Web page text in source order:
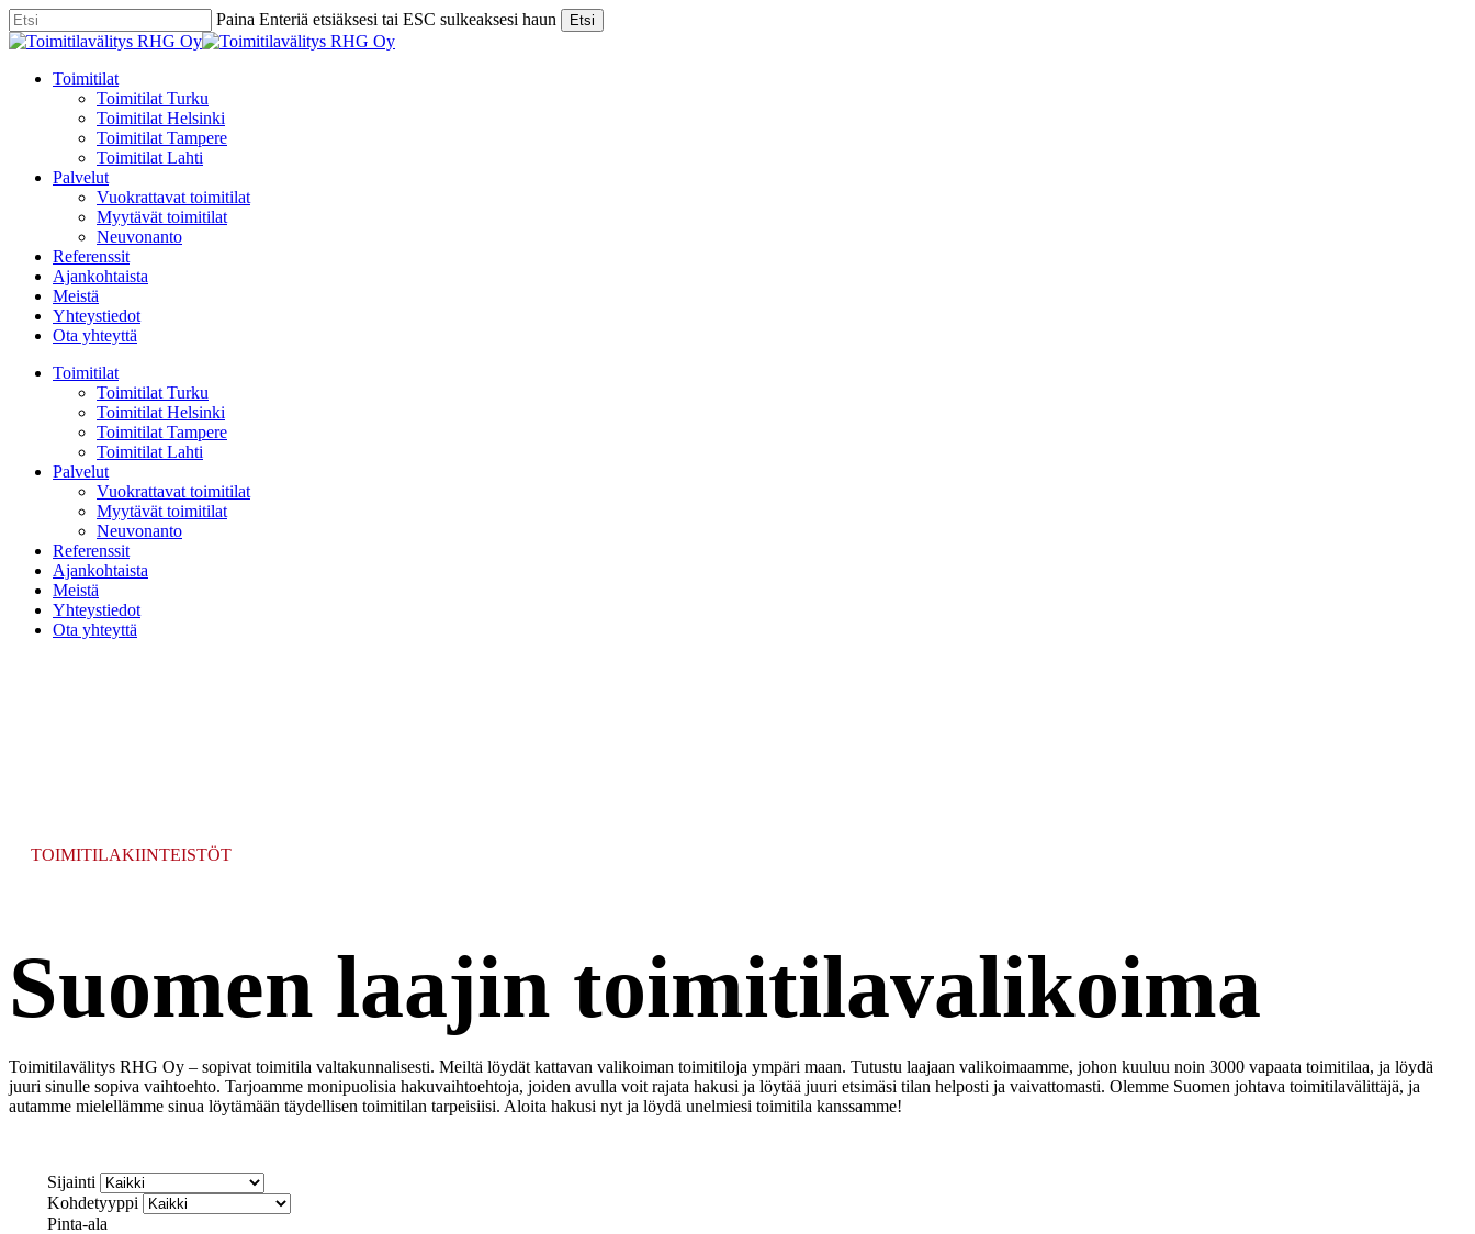
Skip
to
content
Paina Enteriä etsiäksesi tai ESC sulkeaksesi haun Etsi
Close
Menu
Toimitilat
Toimitilat Turku
Toimitilat Helsinki
Toimitilat Tampere
Toimitilat Lahti
Palvelut
Vuokrattavat toimitilat
Myytävät toimitilat
Neuvonanto
Referenssit
Ajankohtaista
Meistä
Yhteystiedot
Ota yhteyttä
Toimitilat
Toimitilat Turku
Toimitilat Helsinki
Toimitilat Tampere
Toimitilat Lahti
Palvelut
Vuokrattavat toimitilat
Myytävät toimitilat
Neuvonanto
Referenssit
Ajankohtaista
Meistä
Yhteystiedot
Ota yhteyttä
TOIMITILAKIINTEISTÖT
Suomen laajin toimitilavalikoima
Toimitilavälitys RHG Oy – sopivat toimitila valtakunnalisesti. Meiltä löydät kattavan valikoiman toimitiloja ympäri maan. Tutustu laajaan valikoimaamme, johon kuuluu noin 3000 vapaata toimitilaa, ja löydä
juuri sinulle sopiva vaihtoehto. Tarjoamme monipuolisia hakuvaihtoehtoja, joiden avulla voit rajata hakusi ja löytää juuri etsimäsi tilan helposti ja vaivattomasti. Olemme Suomen johtava toimitilavälittäjä, ja
autamme mielellämme sinua löytämään täydellisen toimitilan tarpeisiisi. Aloita hakusi nyt ja löydä unelmiesi toimitila kanssamme!
Sijainti
Kohdetyyppi
Pinta-ala